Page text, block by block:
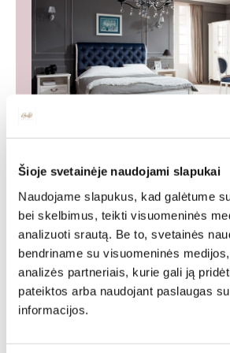
Šioje svetainėje naudojami slapukai
Naudojame slapukus, kad galėtume
bei skelbimus, teikti visuomeninės
analizuoti srautą. Be to, svetainės
bendriname su visuomeninės
analizės partneriais, kurie gali ją
pateiktos arba naudojant paslaugas
informacijos.
Baldų kolekcija WERSAL
Klasikinių baldų sistema. Baldai yra
kokybės, o klasikinis stilius griežtai
rafinuotume ir puošyboje.
WHOLE COLLECTION
Tags: